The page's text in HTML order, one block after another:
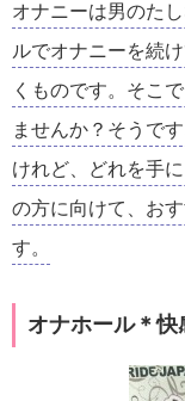
オナニーは男のた
ルでオナニーを続
くものです。そこ
ませんか？そうで
けれど、どれを手
の方に向けて、お
す。
オナホール＊